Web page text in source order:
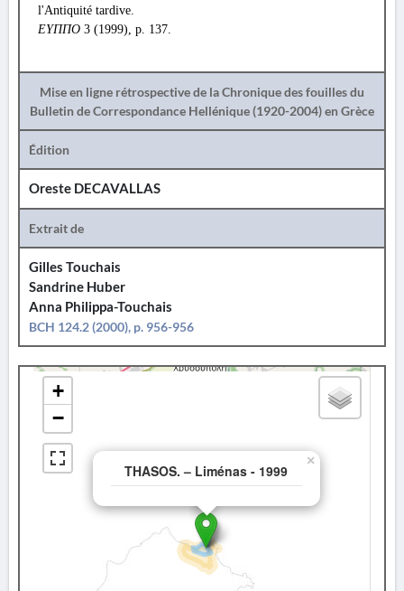
l'Antiquité tardive.
ΕΥΠΠΟ 3 (1999), p. 137.
Mise en ligne rétrospective de la Chronique des fouilles du
Bulletin de Correspondance Hellénique (1920-2004) en Grèce
Édition
Oreste DECAVALLAS
Extrait de
Gilles Touchais
Sandrine Huber
Anna Philippa-Touchais
BCH 124.2 (2000), p. 956-956
THASOS. – Liménas - 1999
×
+
−